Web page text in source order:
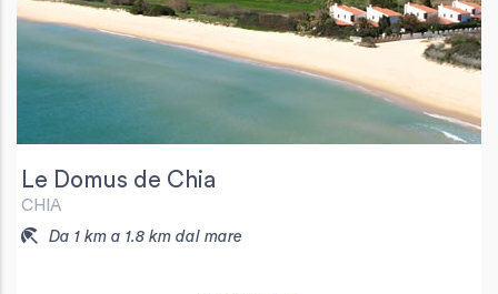
Le Domus de Chia
CHIA
Da 1 km a 1.8 km dal mare